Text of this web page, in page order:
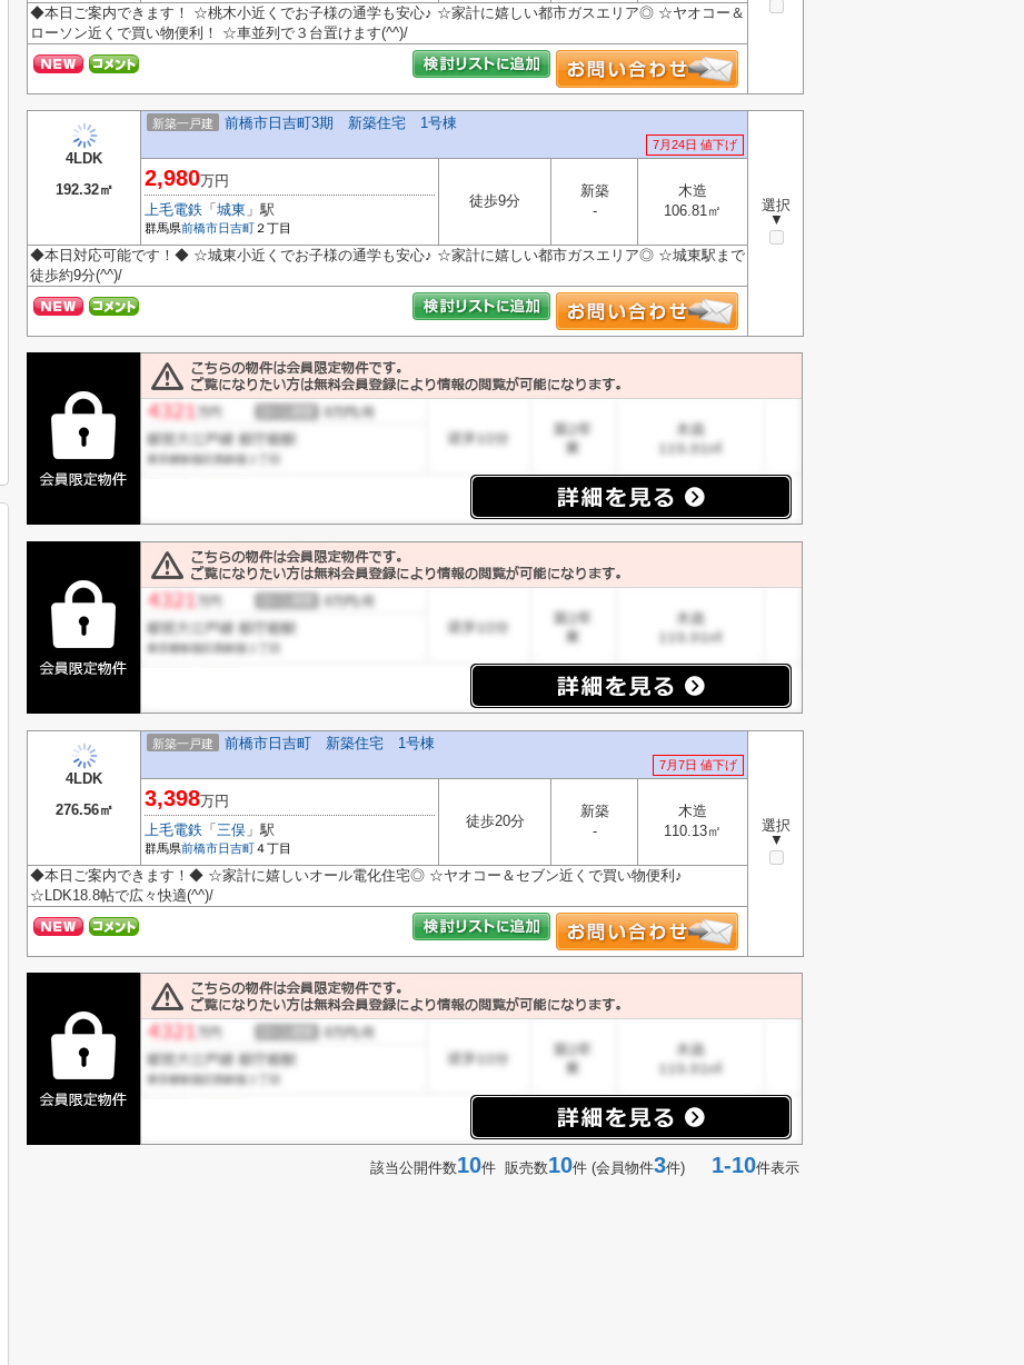
◆本日ご案内できます！ ☆桃木小近くでお子様の通学も安心♪ ☆家計に嬉しい都市ガスエリア◎ ☆ヤオコー＆
ローソン近くで買い物便利！ ☆車並列で３台置けます(^^)/
4LDK
192.32㎡
新築一戸建 前橋市日吉町3期 新築住宅 1号棟
7月24日 値下げ
選択
▼
2,980万円
上毛電鉄 「 城東 」駅
群馬県前橋市日吉町 ２丁目
徒歩9分
新築
-
木造
106.81㎡
◆本日対応可能です！◆ ☆城東小近くでお子様の通学も安心♪ ☆家計に嬉しい都市ガスエリア◎ ☆城東駅まで
徒歩約9分(^^)/
4LDK
276.56㎡
新築一戸建 前橋市日吉町 新築住宅 1号棟
7月7日 値下げ
選択
▼
3,398万円
上毛電鉄 「 三俣 」駅
群馬県前橋市日吉町 ４丁目
徒歩20分
新築
-
木造
110.13㎡
◆本日ご案内できます！◆ ☆家計に嬉しいオール電化住宅◎ ☆ヤオコー＆セブン近くで買い物便利♪
☆LDK18.8帖で広々快適(^^)/
該当公開件数10件 販売数10件 (会員物件3件) 1-10件表示